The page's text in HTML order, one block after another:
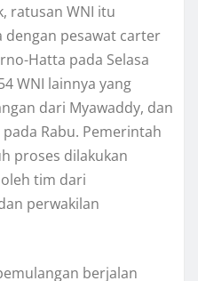
ratusan WNI itu
dengan pesawat carter
Hatta pada Selasa
WNI lainnya yang
dari Myawaddy, dan
Rabu. Pemerintah
proses dilakukan
tim dari
perwakilan
berjalan